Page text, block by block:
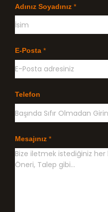
Adınız Soyadınız *
c
e
i
l
E-Posta *
Telefon
Mesajınız *